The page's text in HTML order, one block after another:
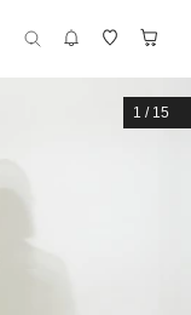
1 / 15